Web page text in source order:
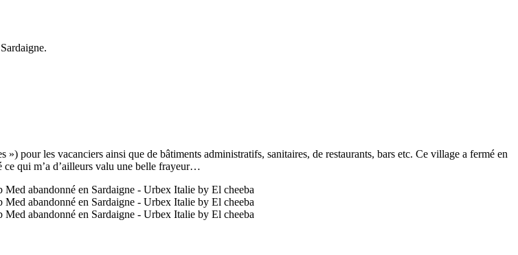
pour les vacanciers ainsi que de bâtiments administratifs, sanitaires, de restaurants, bars etc. Ce village a fermé en
ce qui m’a d’ailleurs valu une belle frayeur…